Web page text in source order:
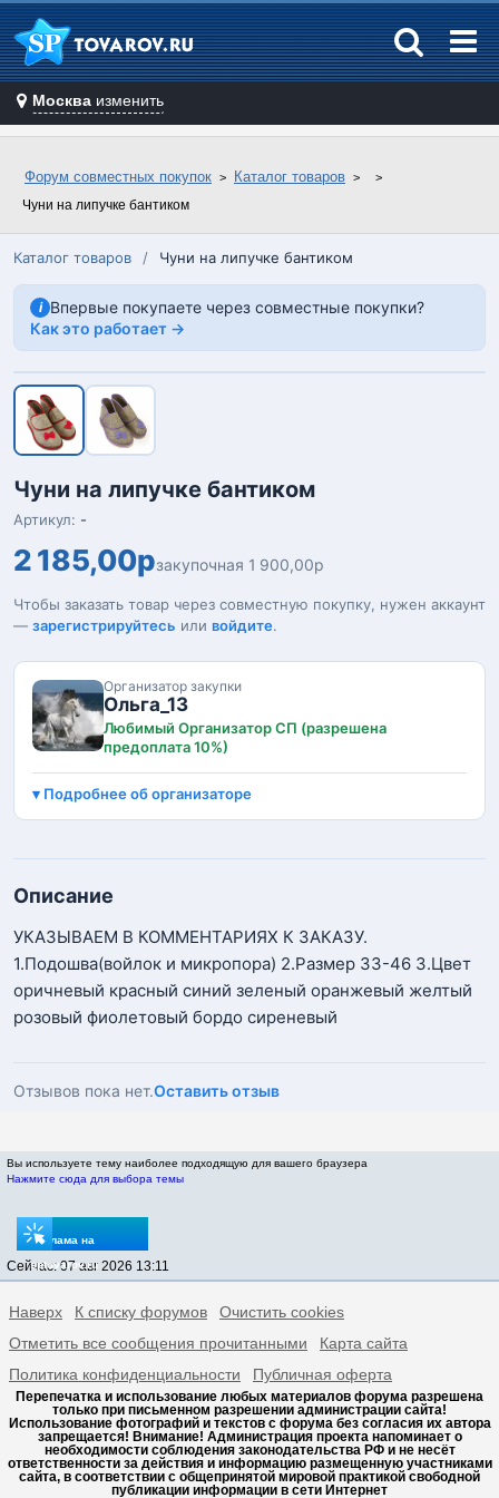
Москва изменить
Форум совместных покупок Каталог товаров
Чуни на липучке бантиком
Каталог товаров / Чуни на липучке бантиком
i Впервые покупаете через совместные покупки?
Как это работает →
Чуни на липучке бантиком
Артикул: -
2 185,00рзакупочная 1 900,00р
Чтобы заказать товар через совместную покупку, нужен аккаунт
— зарегистрируйтесь или войдите.
Организатор закупки
Ольга_13
Любимый Организатор СП (разрешена
предоплата 10%)
Подробнее об организаторе
Описание
УКАЗЫВАЕМ В КОММЕНТАРИЯХ К ЗАКАЗУ.
1.Подошва(войлок и микропора) 2.Размер 33-46 3.Цвет
оричневый красный синий зеленый оранжевый желтый
розовый фиолетовый бордо сиреневый
Отзывов пока нет.Оставить отзыв
Вы используете тему наиболее подходящую для вашего браузера
Нажмите сюда для выбора темы
Реклама на
sptovarov.ru
Сейчас: 07 авг 2026 13:11
Наверх К списку форумов
Очистить cookies
Отметить все сообщения прочитанными
Карта сайта
Политика конфиденциальности
Публичная оферта